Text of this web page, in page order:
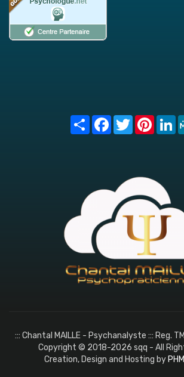
Share FacebookTwitter
::: Chantal MAILLE - Psychanalyste ::: Reg.
Copyright © 2018-2026 sqq - All
Creation, Design and Hosting by